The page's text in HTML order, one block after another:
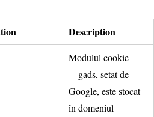
Description
Modulul cookie
__gads, setat de
Google, este stocat
în domeniul